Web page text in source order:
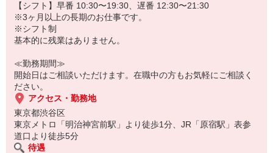
＼ポイント／
未経験歓迎
シフトは週3〜OK！家庭や学業と両立しやすい
明るい髪色・シンプルなショートネイルOK
【シフト】早番 10:30〜19:30、遅番 12:30〜21:30
※3ヶ月以上の長期のお仕事です。
※シフト制
基本的に残業はありません。
≪勤務期間≫
開始日はご相談いただけます。在職中の方もお気軽にご相談く
ださい。
アクセス・勤務地
東京都渋谷区
東京メトロ「明治神宮前駅」より徒歩1分、JR「原宿駅」表参
道口より徒歩5分
待遇